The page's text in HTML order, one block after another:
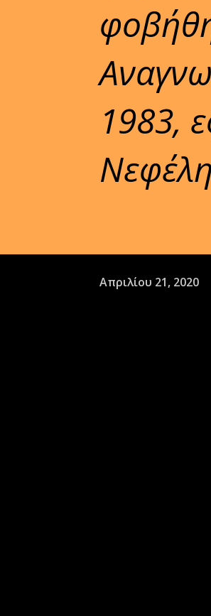
1983,
Απριλίου 21, 2020